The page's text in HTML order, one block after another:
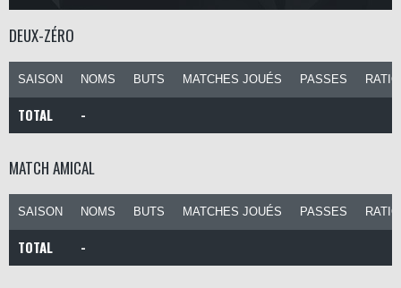
DEUX-ZÉRO
SAISON NOMS BUTS MATCHES JOUÉS PASSES
TOTAL -
MATCH AMICAL
SAISON NOMS BUTS MATCHES JOUÉS PASSES
TOTAL -